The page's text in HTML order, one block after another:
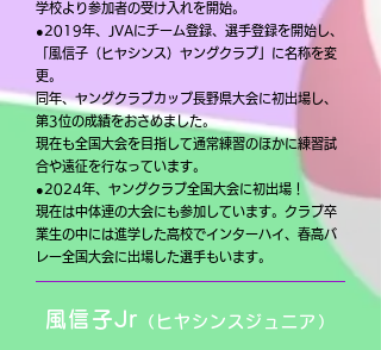
学校より参加者の受け入れを開始。
●2019年、JVAにチーム登録、選手登録を開始し、
「風信子（ヒヤシンス）ヤングクラブ」に名称を変
更。
同年、ヤングクラブカップ長野県大会に初出場し、
第3位の成績をおさめました。
現在も全国大会を目指して通常練習のほかに練習試
合や遠征を行なっています。
​●2024年、ヤングクラブ全国大会に初出場！
現在は中体連の大会にも参加しています。 ​クラブ卒
業生の中には進学した高校でインターハイ、春高バ
レー全国大会に出場した選手もいます。
風信子Jr （ヒヤシンスジュニア）